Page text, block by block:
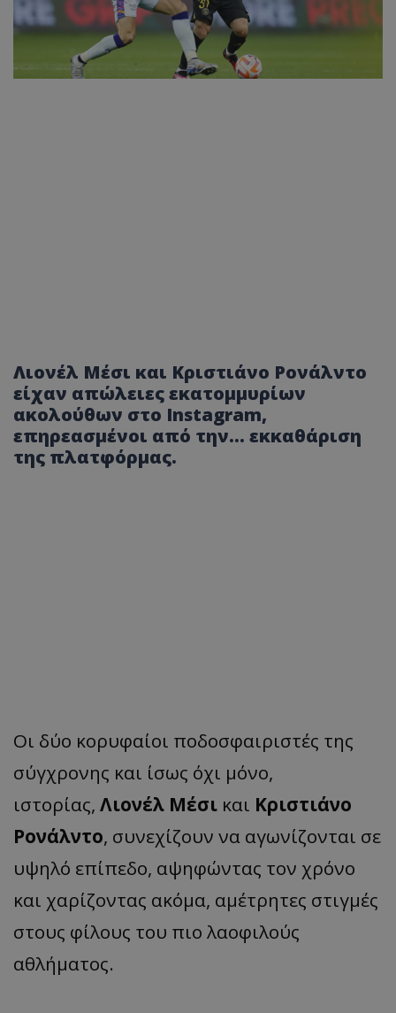
Λιονέλ Μέσι και Κριστιάνο Ρονάλντο
είχαν απώλειες εκατομμυρίων
ακολούθων στο Instagram,
επηρεασμένοι από την... εκκαθάριση
της πλατφόρμας.
Οι δύο κορυφαίοι ποδοσφαιριστές της
σύγχρονης και ίσως όχι μόνο,
ιστορίας, Λιονέλ Μέσι και Κριστιάνο
Ρονάλντο, συνεχίζουν να αγωνίζονται σε
υψηλό επίπεδο, αψηφώντας τον χρόνο
και χαρίζοντας ακόμα, αμέτρητες στιγμές
στους φίλους του πιο λαοφιλούς
αθλήματος.